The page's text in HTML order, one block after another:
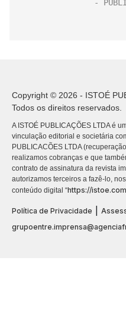
Copyright © 2026 - ISTOÉ
Todos os direitos reservados.
A ISTOÉ PUBLICAÇÕES LTDA é
vinculação editorial e societária
PUBLICACÕES LTDA
realizamos cobranças e que
contrato de assinatura da revista
autorizamos terceiros a fazê-lo,
conteúdo digital “https://
Política de Privacidade